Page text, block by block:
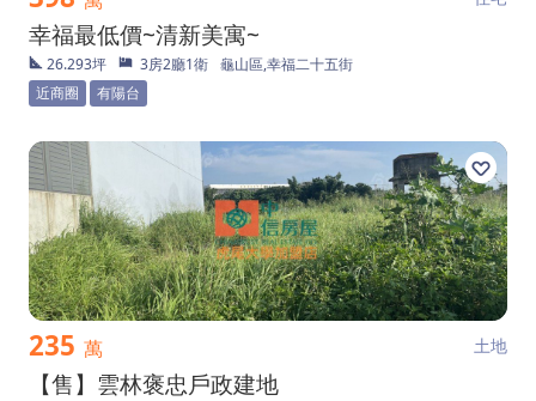
幸福最低價~清新美寓~
26.293坪 3房2廳1衛 龜山區,幸福二十五街
近商圈
有陽台
235 萬 土地
【售】雲林褒忠戶政建地